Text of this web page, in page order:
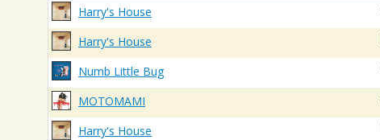
Harry's House
Harry's House
Numb Little Bug
MOTOMAMI
Harry's House